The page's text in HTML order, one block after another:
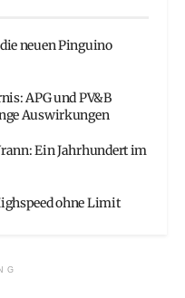
neuen Pinguino
APG und PV&B
Auswirkungen
Ein Jahrhundert im
ohne Limit